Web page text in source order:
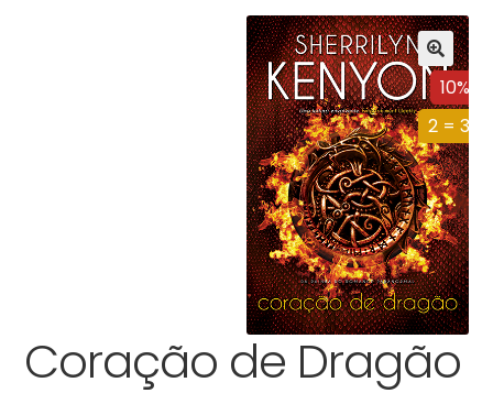
10%
2 = 3
Coração de Dragão